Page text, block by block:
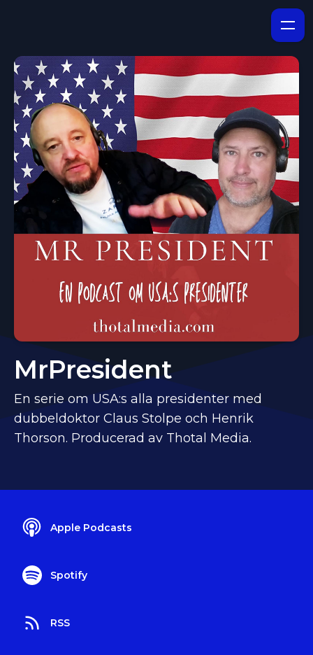
MrPresident
En serie om USA:s alla presidenter med
dubbeldoktor Claus Stolpe och Henrik
Thorson. Producerad av Thotal Media.
Apple Podcasts
Spotify
RSS